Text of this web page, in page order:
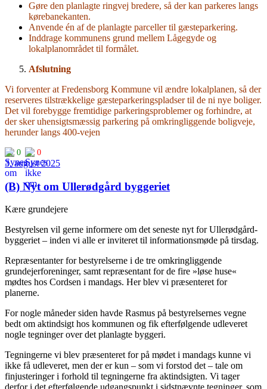
Gøre den planlagte ringvej bredere, så der kan parkeres langs
kørebanekanten.
Anvende én af de planlagte parceller til gæsteparkering.
Inddrage kommunens grund mellem Lågegyde og
lokalplanområdet til formålet.
Afslutning
Vi forventer at Fredensborg Kommune vil ændre lokalplanen, så der
reserveres tilstrækkelige gæsteparkeringspladser til de ni nye boliger.
Det vil forebygge fremtidige parkeringsproblemer og forhindre, at
der sker uhensigtsmæssig parkering på omkringliggende boligveje,
herunder langs 400-vejen
0 0
3. august 2025
(B) Nyt om Ullerødgård byggeriet
Kære grundejere
Bestyrelsen vil gerne informere om det seneste nyt for Ullerødgård-
byggeriet – inden vi alle er inviteret til informationsmøde på tirsdag.
Repræsentanter for bestyrelserne i de tre omkringliggende
grundejerforeninger, samt repræsentant for de fire »løse huse«
mødtes hos Cordsen i mandags. Her blev vi præsenteret for
planerne.
For nogle måneder siden havde Rasmus på bestyrelsernes vegne
bedt om aktindsigt hos kommunen og fik efterfølgende udleveret
nogle tegninger over det planlagte byggeri.
Tegningerne vi blev præsenteret for på mødet i mandags kunne vi
ikke få udleveret, men der er kun – som vi forstod det – tale om
finjusteringer i forhold til tegningerne fra aktindsigten. Vi tager